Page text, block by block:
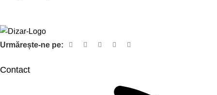
Urmărește-ne pe:
Contact